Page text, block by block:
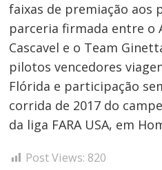
faixas de premiação aos
parceria firmada entre o
Cascavel e o Team
pilotos vencedores
Flórida e participação
corrida de 2017 do
da liga FARA USA, em
Post Views: 820